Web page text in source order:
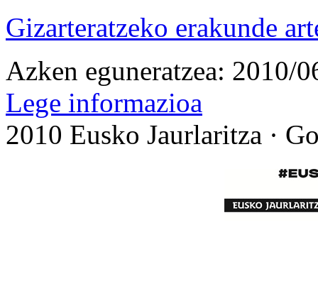
Gizarteratzeko erakunde
Azken eguneratzea: 2010/
Lege informazioa
2010 Eusko Jaurlaritza ·